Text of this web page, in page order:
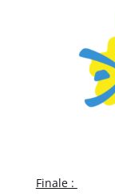
Finale :